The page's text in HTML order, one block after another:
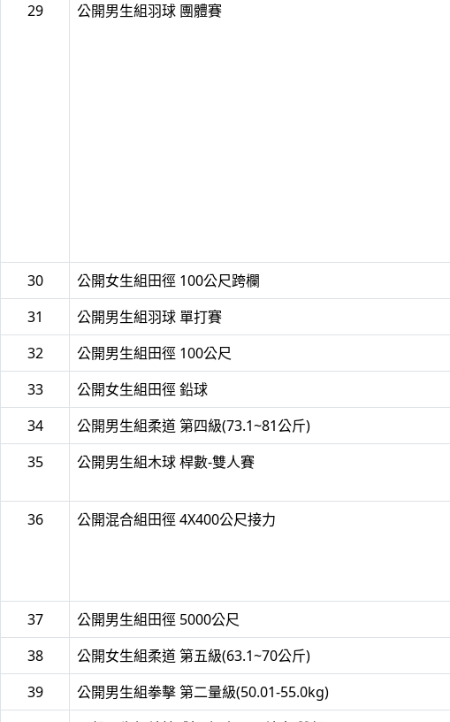
29
公開男生組羽球 團體賽
30 公開女生組田徑 100公尺跨欄
31
公開男生組羽球 單打賽
32
公開男生組田徑 100公尺
33
公開女生組田徑 鉛球
34
公開男生組柔道 第四級(73.1~81公斤)
35
公開男生組木球 桿數-雙人賽
36 公開混合組田徑 4X400公尺接力
37 公開男生組田徑 5000公尺
38
公開女生組柔道 第五級(63.1~70公斤)
39
公開男生組拳擊 第二量級(50.01-55.0kg)